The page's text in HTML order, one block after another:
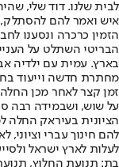
איש ואמר להם להסתלק,
הזמין כרכרה ונסענו
הבריטי השתלט על
בארץ. עמית עם ילדיה
מחתרת חדשה וייעוד
זמן קצר לאחר מכן
על שוש, ושבמידה רבה
הציונית בעיראק החלה
להם חינוך עברי
לעלות לארץ ישראל
בת: תנועת החלוץ,